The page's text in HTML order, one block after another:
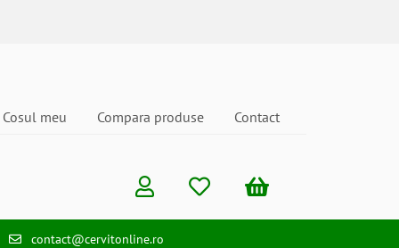
Cosul meu Compara produse Contact
contact@cervitonline.ro